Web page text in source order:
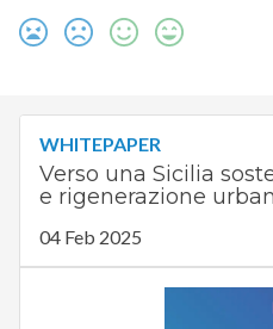
WHITEPAPER
Verso una Sicilia
e rigenerazione
04 Feb 2025